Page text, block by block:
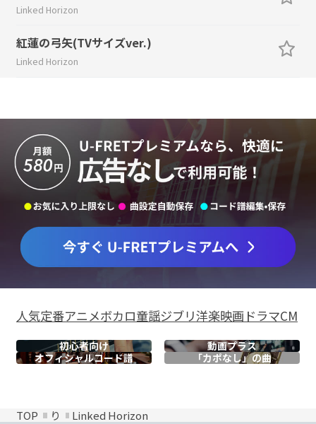
Linked Horizon
紅蓮の弓矢(TVサイズver.)
Linked Horizon
人気定番アニメボカロ童謡ジブリ洋楽映画ドラマCM
初心者向け
動画プラス
オフィシャルコード譜 「カポなし」の曲
TOP り Linked Horizon